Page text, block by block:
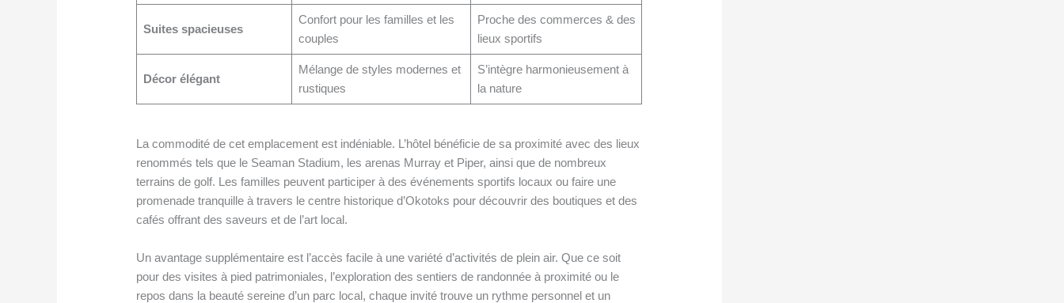
Suites spacieuses
Confort pour les familles et les
couples
Proche des commerces & des
lieux sportifs
Décor élégant
Mélange de styles modernes et
rustiques
S’intègre harmonieusement à
la nature
La commodité de cet emplacement est indéniable. L’hôtel bénéficie de sa proximité avec des lieux
renommés tels que le Seaman Stadium, les arenas Murray et Piper, ainsi que de nombreux
terrains de golf. Les familles peuvent participer à des événements sportifs locaux ou faire une
promenade tranquille à travers le centre historique d’Okotoks pour découvrir des boutiques et des
cafés offrant des saveurs et de l’art local.
Un avantage supplémentaire est l’accès facile à une variété d’activités de plein air. Que ce soit
pour des visites à pied patrimoniales, l’exploration des sentiers de randonnée à proximité ou le
repos dans la beauté sereine d’un parc local, chaque invité trouve un rythme personnel et un